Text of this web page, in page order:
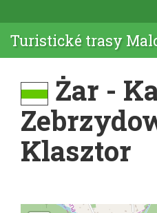
Turistické trasy
Żar -
Klasztor